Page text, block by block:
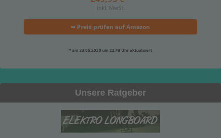
inkl. MwSt.
➥ Preis prüfen auf Amazon
* am 23.05.2020 um 22:48 Uhr aktualisiert
Unsere Ratgeber